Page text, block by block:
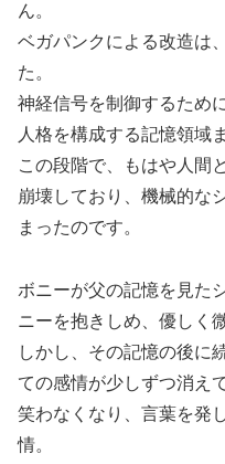
ん。
ベガパンクによる改造は
た。
神経信号を制御するため
人格を構成する記憶領域
この段階で、もはや人間
崩壊しており、機械的な
まったのです。
ボニーが父の記憶を見た
ニーを抱きしめ、優しく
しかし、その記憶の後に
ての感情が少しずつ消え
笑わなくなり、言葉を発
情。